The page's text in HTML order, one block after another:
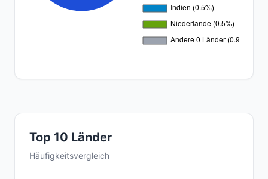
Top 10 Länder
Häufigkeitsvergleich